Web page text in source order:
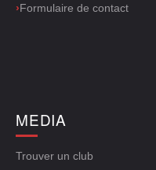
›Formulaire de contact
MEDIA
Trouver un club